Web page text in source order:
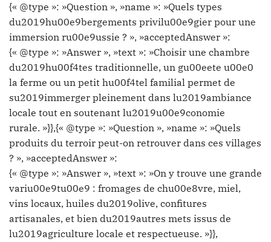
{« @type »: »Question », »name »: »Quels types
du2019hu00e9bergements privilu00e9gier pour une
immersion ru00e9ussie ? », »acceptedAnswer »:
{« @type »: »Answer », »text »: »Choisir une chambre
du2019hu00f4tes traditionnelle, un gu00eete u00e0
la ferme ou un petit hu00f4tel familial permet de
su2019immerger pleinement dans lu2019ambiance
locale tout en soutenant lu2019u00e9conomie
rurale. »}},{« @type »: »Question », »name »: »Quels
produits du terroir peut-on retrouver dans ces villages
? », »acceptedAnswer »:
{« @type »: »Answer », »text »: »On y trouve une grande
variu00e9tu00e9 : fromages de chu00e8vre, miel,
vins locaux, huiles du2019olive, confitures
artisanales, et bien du2019autres mets issus de
lu2019agriculture locale et respectueuse. »}},